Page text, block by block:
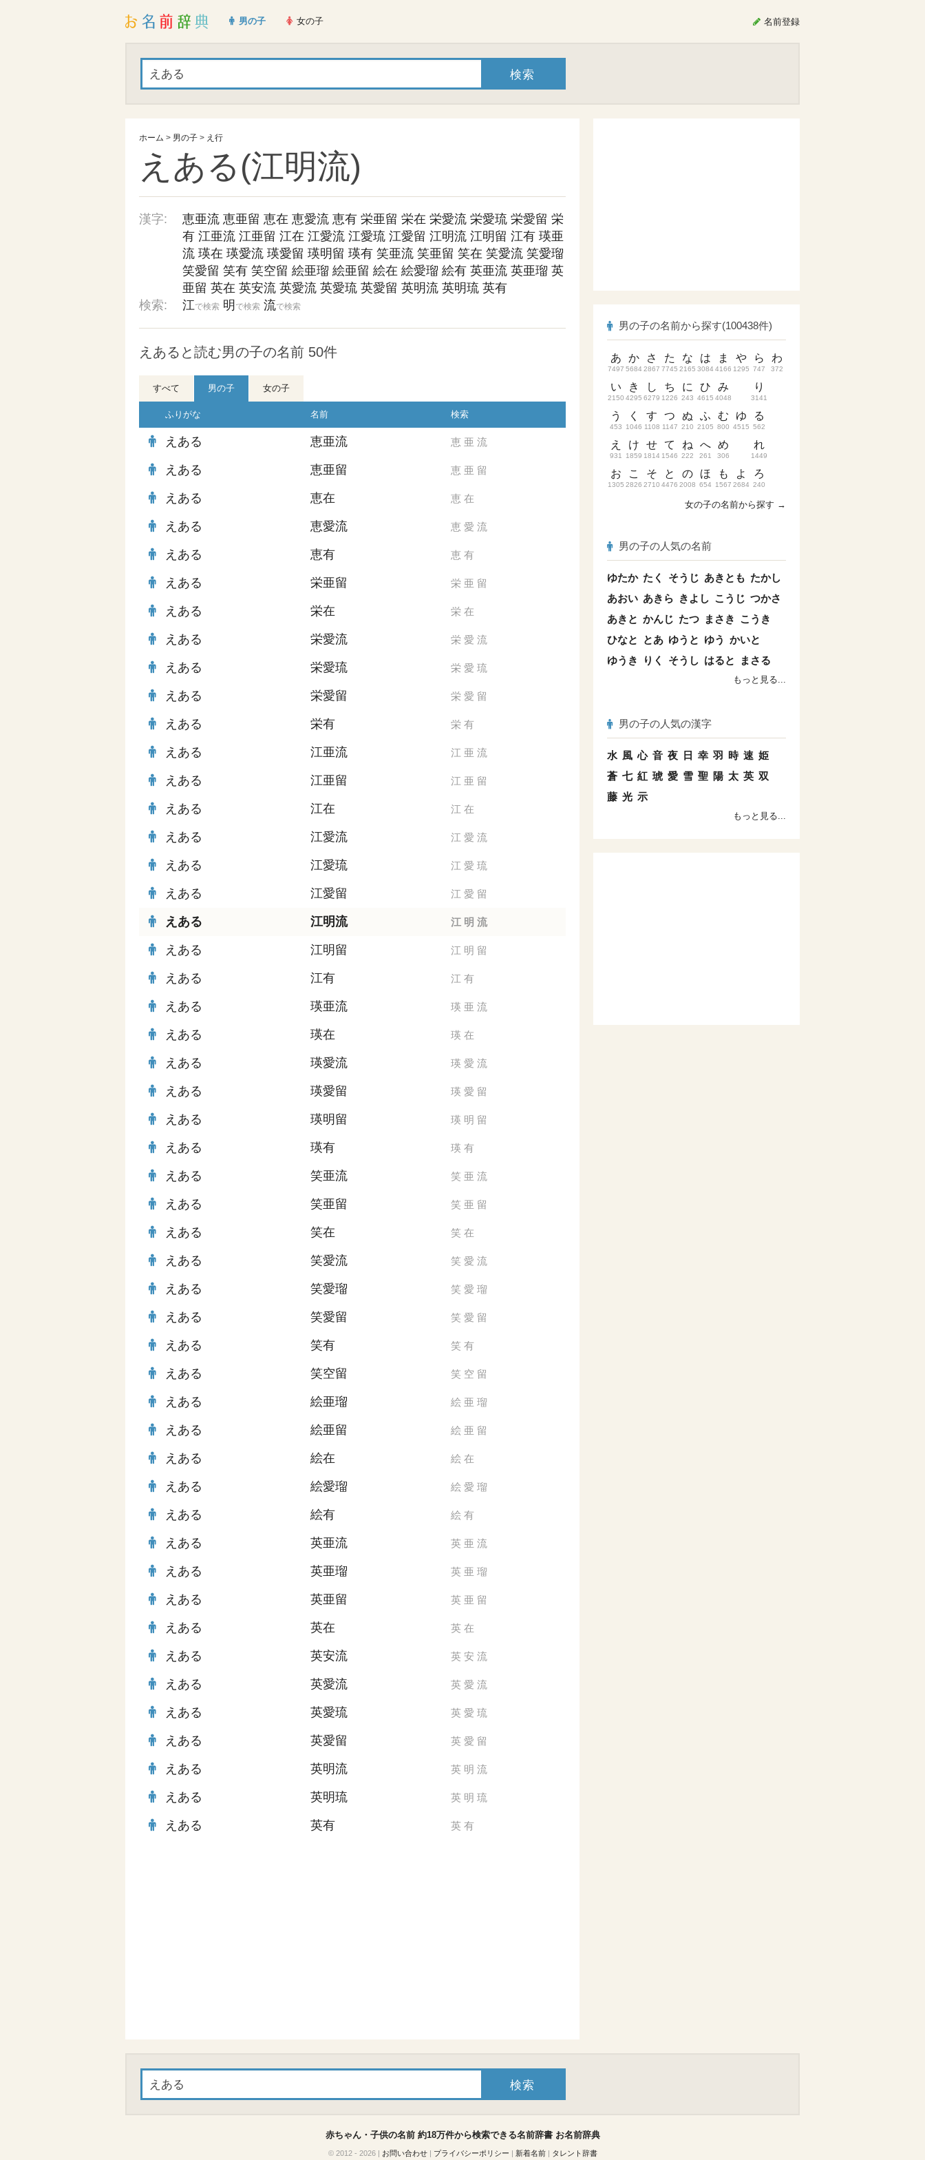
男の子 女の子 名前登録
ホーム > 男の子 > え行
えある(江明流)
漢字: 恵亜流 恵亜留 恵在 恵愛流 恵有 栄亜留 栄在 栄愛流 栄愛琉 栄愛留 栄
有 江亜流 江亜留 江在 江愛流 江愛琉 江愛留 江明流 江明留 江有 瑛亜
流 瑛在 瑛愛流 瑛愛留 瑛明留 瑛有 笑亜流 笑亜留 笑在 笑愛流 笑愛瑠
笑愛留 笑有 笑空留 絵亜瑠 絵亜留 絵在 絵愛瑠 絵有 英亜流 英亜瑠 英
亜留 英在 英安流 英愛流 英愛琉 英愛留 英明流 英明琉 英有
検索:
江で検索 明 で検索 流で検索
えあると読む男の子の名前 50件
すべて 男の子 女の子
ふりがな 名前 検索
えある 恵亜流 恵 亜 流
えある 恵亜留 恵 亜 留
えある 恵在 恵 在
えある 恵愛流 恵 愛 流
えある 恵有 恵 有
えある 栄亜留 栄 亜 留
えある 栄在 栄 在
えある 栄愛流 栄 愛 流
えある 栄愛琉 栄 愛 琉
えある 栄愛留 栄 愛 留
えある 栄有 栄 有
えある 江亜流 江 亜 流
えある 江亜留 江 亜 留
えある 江在 江 在
えある 江愛流 江 愛 流
えある 江愛琉 江 愛 琉
えある 江愛留 江 愛 留
えある 江明流 江 明 流
えある 江明留 江 明 留
えある 江有 江 有
えある 瑛亜流 瑛 亜 流
えある 瑛在 瑛 在
えある 瑛愛流 瑛 愛 流
えある 瑛愛留 瑛 愛 留
えある 瑛明留 瑛 明 留
えある 瑛有 瑛 有
えある 笑亜流 笑 亜 流
えある 笑亜留 笑 亜 留
えある 笑在 笑 在
えある 笑愛流 笑 愛 流
えある 笑愛瑠 笑 愛 瑠
えある 笑愛留 笑 愛 留
えある 笑有 笑 有
えある 笑空留 笑 空 留
えある 絵亜瑠 絵 亜 瑠
えある 絵亜留 絵 亜 留
えある 絵在 絵 在
えある 絵愛瑠 絵 愛 瑠
えある 絵有 絵 有
えある 英亜流 英 亜 流
えある 英亜瑠 英 亜 瑠
えある 英亜留 英 亜 留
えある 英在 英 在
えある 英安流 英 安 流
えある 英愛流 英 愛 流
えある 英愛琉 英 愛 琉
えある 英愛留 英 愛 留
えある 英明流 英 明 流
えある 英明琉 英 明 琉
えある 英有 英 有
男の子の名前から探す(100438件)
あ
7497
い
2150
う
453
え
931
お
1305
か
5684
き
4295
く
1046
け
1859
こ
2826
さ
2867
し
6279
す
1108
せ
1814
そ
2710
た
7745
ち
1226
つ
1147
て
1546
と
4476
な
2165
に
243
ぬ
210
ね
222
の
2008
は
3084
ひ
4615
ふ
2105
へ
261
ほ
654
ま
4166
み
4048
む
800
め
306
も
1567
や
1295
ゆ
4515
よ
2684
ら
747
り
3141
る
562
れ
1449
ろ
240
わ
372
女の子の名前から探す →
男の子の人気の名前
ゆたか たく そうじ あきとも たかし
あおい あきら きよし こうじ つかさ
あきと かんじ たつ まさき こうき
ひなと
とあ ゆうと ゆう かいと
ゆうき
りく そうし はると まさる
もっと見る...
男の子の人気の漢字
水 風 心 音 夜 日 幸 羽 時 速 姫
蒼 七 紅 琥 愛 雪 聖 陽 太 英 双
藤 光 示
もっと見る...
赤ちゃん・子供の名前 約18万件から検索できる名前辞書 お名前辞典
© 2012 - 2026| お問い合わせ| プライバシーポリシー | 新着名前| タレント辞書